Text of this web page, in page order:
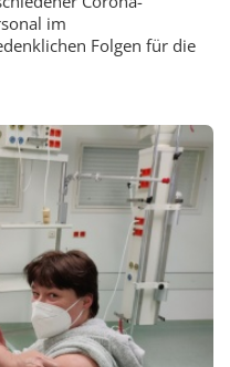
im
Folgen für die